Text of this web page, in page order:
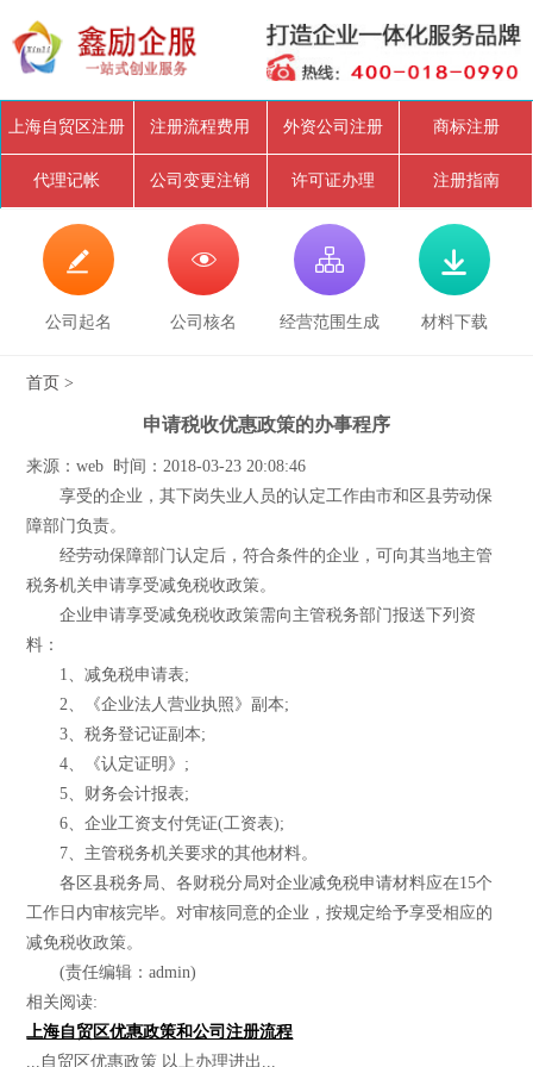
上海自贸区注册 注册流程费用 外资公司注册 商标注册
代理记帐 公司变更注销 许可证办理 注册指南

公司起名

公司核名

经营范围生成

材料下载
首页 >
申请税收优惠政策的办事程序
来源：web 时间：2018-03-23 20:08:46
享受的企业，其下岗失业人员的认定工作由市和区县劳动保
障部门负责。
经劳动保障部门认定后，符合条件的企业，可向其当地主管
税务机关申请享受减免税收政策。
企业申请享受减免税收政策需向主管税务部门报送下列资
料：
1、减免税申请表;
2、《企业法人营业执照》副本;
3、税务登记证副本;
4、《认定证明》;
5、财务会计报表;
6、企业工资支付凭证(工资表);
7、主管税务机关要求的其他材料。
各区县税务局、各财税分局对企业减免税申请材料应在15个
工作日内审核完毕。对审核同意的企业，按规定给予享受相应的
减免税收政策。
(责任编辑：admin)
相关阅读:
上海自贸区优惠政策和公司注册流程
...自贸区优惠政策 以上办理进出...